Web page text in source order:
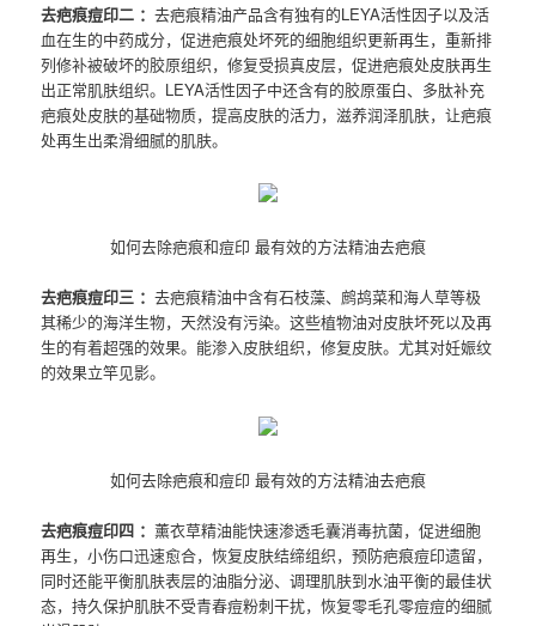
去疤痕痘印二 ：去疤痕精油产品含有独有的LEYA活性因子以及活
血在生的中药成分，促进疤痕处坏死的细胞组织更新再生，重新排
列修补被破坏的胶原组织，修复受损真皮层，促进疤痕处皮肤再生
出正常肌肤组织。LEYA活性因子中还含有的胶原蛋白、多肽补充
疤痕处皮肤的基础物质，提高皮肤的活力，滋养润泽肌肤，让疤痕
处再生出柔滑细腻的肌肤。
如何去除疤痕和痘印 最有效的方法精油去疤痕
去疤痕痘印三 ：去疤痕精油中含有石枝藻、鹧鸪菜和海人草等极
其稀少的海洋生物，天然没有污染。这些植物油对皮肤坏死以及再
生的有着超强的效果。能渗入皮肤组织，修复皮肤。尤其对妊娠纹
的效果立竿见影。
如何去除疤痕和痘印 最有效的方法精油去疤痕
去疤痕痘印四 ：薰衣草精油能快速渗透毛囊消毒抗菌，促进细胞
再生，小伤口迅速愈合，恢复皮肤结缔组织，预防疤痕痘印遗留，
同时还能平衡肌肤表层的油脂分泌、调理肌肤到水油平衡的最佳状
态，持久保护肌肤不受青春痘粉刺干扰，恢复零毛孔零痘痘的细腻